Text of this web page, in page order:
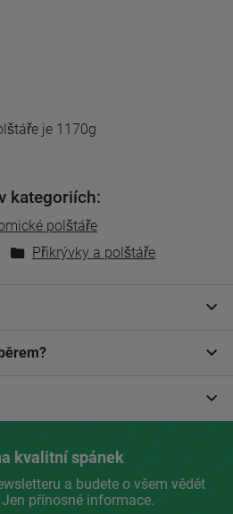
je 1170g
kategoriích:
polštáře
Přikrývky a polštáře
kvalitní spánek
a budete o všem vědět
přínosné informace.